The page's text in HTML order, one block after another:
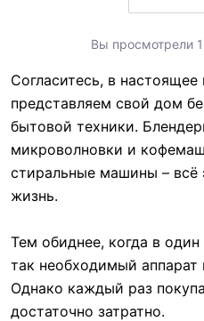
ID поста блога для
Вид запчасти—
Шланг
Артикул—
ШЛА-010
/ Товар /
УТ-00003740 / 0.15
Базовая единица—
Ставки налогов— 22
комментариев—
3702
Вы просмотрели
Согласитесь, в
представляем свой дом
бытовой техники.
микроволновки и
стиральные машины –
жизнь.
Тем обиднее, когда в
так необходимый аппарат
Однако каждый раз
достаточно затратно.